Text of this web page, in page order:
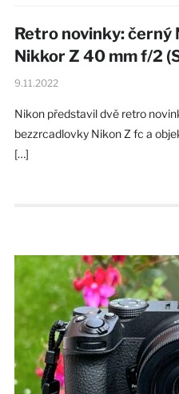
Retro novinky: černý
Nikkor Z 40 mm f/2
9.11.2022
Nikon představil dvě retro
bezzrcadlovky Nikon Z fc a
[…]